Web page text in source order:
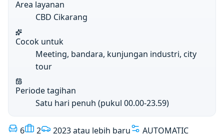
Area layanan
CBD Cikarang
Cocok untuk
Meeting, bandara, kunjungan industri, city
tour
Periode tagihan
Satu hari penuh (pukul 00.00-23.59)
6 2 2023 atau lebih baru AUTOMATIC